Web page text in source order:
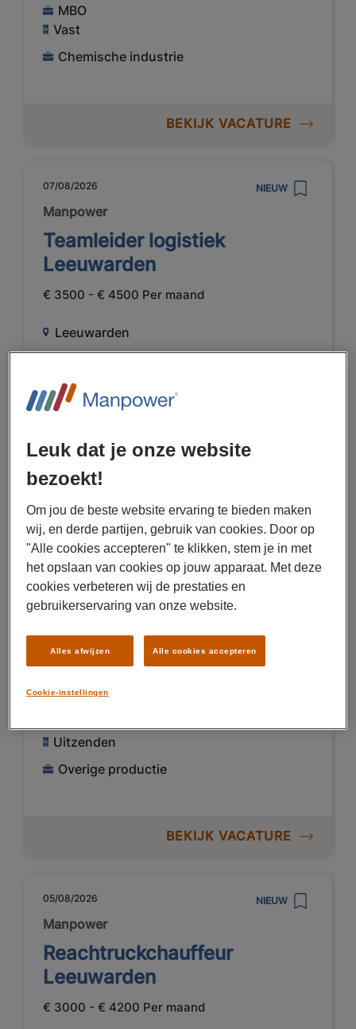
MBO
Vast
Chemische industrie
BEKIJK VACATURE
07/08/2026 NIEUW
Manpower
Teamleider logistiek
Leeuwarden
€ 3500 - € 4500 Per maand
Leeuwarden
Vast
07/08/2026 NIEUW
Manpower
Operator Friesland
€ 2900 - € 4000 Per maand
Uitzenden
Overige productie
BEKIJK VACATURE
05/08/2026 NIEUW
Manpower
Reachtruckchauffeur
Leeuwarden
€ 3000 - € 4200 Per maand
Leuk dat je onze website
bezoekt!
Om jou de beste website ervaring te bieden maken
wij, en derde partijen, gebruik van cookies. Door op
"Alle cookies accepteren" te klikken, stem je in met
het opslaan van cookies op jouw apparaat. Met deze
cookies verbeteren wij de prestaties en
gebruikerservaring van onze website.
Cookie-instellingen
Alles afwijzen Alle cookies accepteren